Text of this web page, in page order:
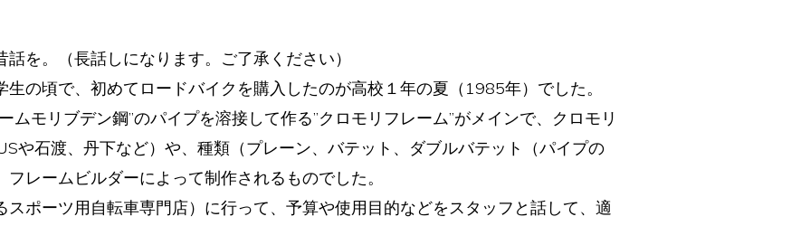
を。（長話しになります。ご了承ください）
の頃で、初めてロードバイクを購入したのが高校１年の夏（1985年）でした。
ムモリブデン鋼”のパイプを溶接して作る”クロモリフレーム”がメインで、クロモリ
や石渡、丹下など）や、種類（プレーン、バテット、ダブルバテット（パイプの
レームビルダーによって制作されるものでした。
スポーツ用自転車専門店）に行って、予算や使用目的などをスタッフと話して、適